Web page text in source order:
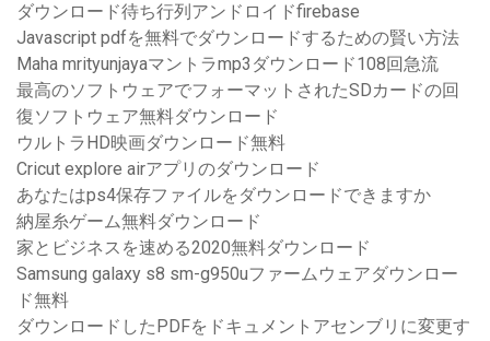
ダウンロード待ち行列アンドロイドfirebase
Javascript pdfを無料でダウンロードするための賢い方法
Maha mrityunjayaマントラmp3ダウンロード108回急流
最高のソフトウェアでフォーマットされたSDカードの回
復ソフトウェア無料ダウンロード
ウルトラHD映画ダウンロード無料
Cricut explore airアプリのダウンロード
あなたはps4保存ファイルをダウンロードできますか
納屋糸ゲーム無料ダウンロード
家とビジネスを速める2020無料ダウンロード
Samsung galaxy s8 sm-g950uファームウェアダウンロー
ド無料
ダウンロードしたPDFをドキュメントアセンブリに変更す